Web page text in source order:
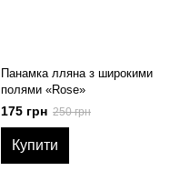
Панамка лляна з широкими
полями «Rose»
175 грн 250 грн
Купити